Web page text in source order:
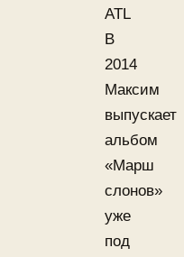
ATL
В
2014
Максим
выпускает
альбом
«Марш
слонов»
уже
под